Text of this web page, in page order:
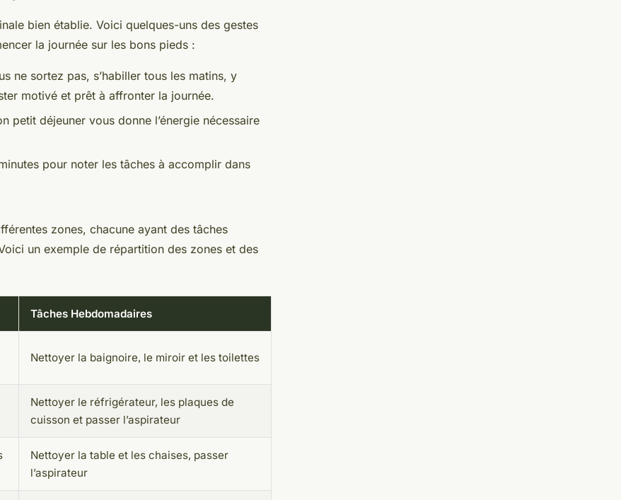
bien établie. Voici quelques-uns des gestes
la journée sur les bons pieds :
ne sortez pas, s’habiller tous les matins, y
motivé et prêt à affronter la journée.
petit déjeuner vous donne l’énergie nécessaire
pour noter les tâches à accomplir dans
zones, chacune ayant des tâches
un exemple de répartition des zones et des
Tâches Hebdomadaires
Nettoyer la baignoire, le miroir et les toilettes
Nettoyer le réfrigérateur, les plaques de
cuisson et passer l’aspirateur
Nettoyer la table et les chaises, passer
l’aspirateur